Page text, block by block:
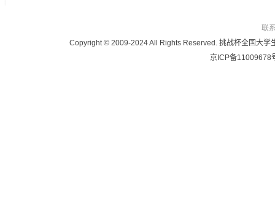
联
Copyright © 2009-2024 All Rights Reserved. 挑战杯全国大学
京ICP备11009678